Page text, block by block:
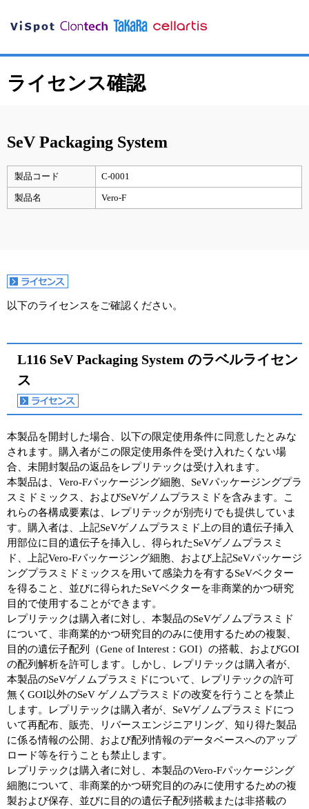
ライセンス確認
SeV Packaging System
製品コード C-0001
製品名 Vero-F
以下のライセンスをご確認ください。
L116 SeV Packaging System のラベルライセン
ス
本製品を開封した場合、以下の限定使用条件に同意したとみな
されます。購入者がこの限定使用条件を受け入れたくない場
合、未開封製品の返品をレプリテックは受け入れます。
本製品は、Vero-Fパッケージング細胞、SeVパッケージングプラ
スミドミックス、およびSeVゲノムプラスミドを含みます。こ
れらの各構成要素は、レプリテックが別売りでも提供していま
す。購入者は、上記SeVゲノムプラスミド上の目的遺伝子挿入
用部位に目的遺伝子を挿入し、得られたSeVゲノムプラスミ
ド、上記Vero-Fパッケージング細胞、および上記SeVパッケージ
ングプラスミドミックスを用いて感染力を有するSeVベクター
を得ること、並びに得られたSeVベクターを非商業的かつ研究
目的で使用することができます。
レプリテックは購入者に対し、本製品のSeVゲノムプラスミド
について、非商業的かつ研究目的のみに使用するための複製、
目的の遺伝子配列（Gene of Interest：GOI）の搭載、およびGOI
の配列解析を許可します。しかし、レプリテックは購入者が、
本製品のSeVゲノムプラスミドについて、レプリテックの許可
無くGOI以外のSeV ゲノムプラスミドの改変を行うことを禁止
します。レプリテックは購入者が、SeVゲノムプラスミドにつ
いて再配布、販売、リバースエンジニアリング、知り得た製品
に係る情報の公開、および配列情報のデータベースへのアップ
ロード等を行うことも禁止します。
レプリテックは購入者に対し、本製品のVero-Fパッケージング
細胞について、非商業的かつ研究目的のみに使用するための複
製および保存、並びに目的の遺伝子配列搭載または非搭載の